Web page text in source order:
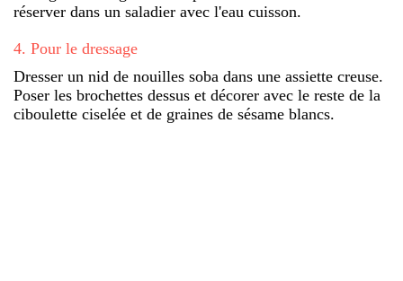
réserver dans un saladier avec l'eau cuisson.
4. Pour le dressage
Dresser un nid de nouilles soba dans une assiette creuse.
Poser les brochettes dessus et décorer avec le reste de la
ciboulette ciselée et de graines de sésame blancs.